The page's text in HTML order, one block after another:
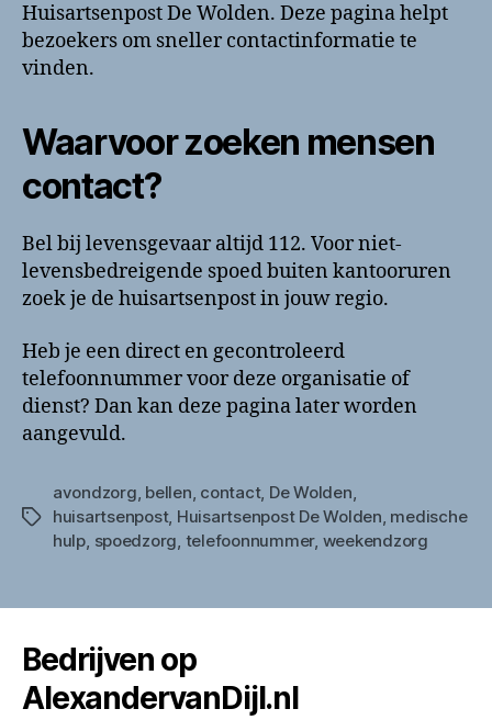
Huisartsenpost De Wolden. Deze pagina helpt
bezoekers om sneller contactinformatie te
vinden.
Waarvoor zoeken mensen
contact?
Bel bij levensgevaar altijd 112. Voor niet-
levensbedreigende spoed buiten kantooruren
zoek je de huisartsenpost in jouw regio.
Heb je een direct en gecontroleerd
telefoonnummer voor deze organisatie of
dienst? Dan kan deze pagina later worden
aangevuld.
Tags
avondzorg bellen contact, De Wolden
huisartsenpost, Huisartsenpost De Wolden medische
hulp spoedzorg telefoonnummer, weekendzorg
Bedrijven op
AlexandervanDijl.nl